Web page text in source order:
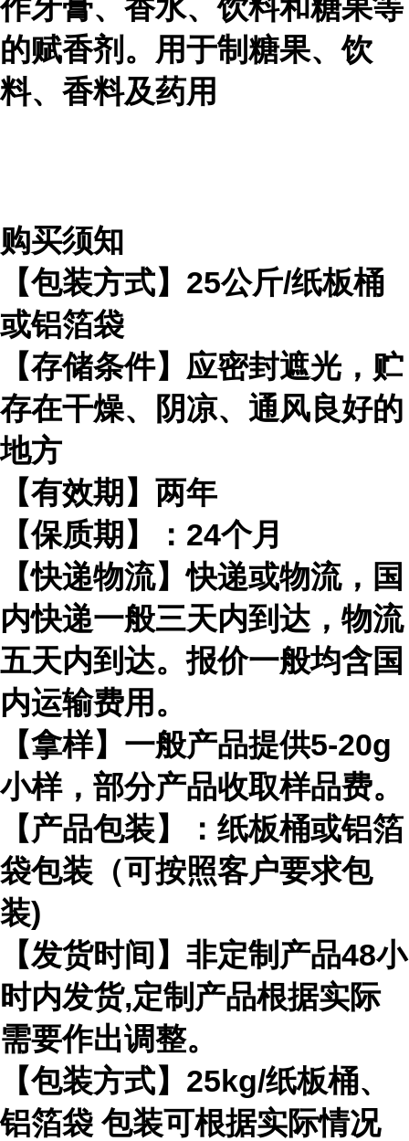
作牙膏、香水、饮料和糖果等
的赋香剂。用于制糖果、饮
料、香料及药用
购买须知
【包装方式】25公斤/纸板桶
或铝箔袋
【存储条件】应密封遮光，贮
存在干燥、阴凉、通风良好的
地方
【有效期】两年
【保质期】：24个月
【快递物流】快递或物流，国
内快递一般三天内到达，物流
五天内到达。报价一般均含国
内运输费用。
【拿样】一般产品提供5-20g
小样，部分产品收取样品费。
【产品包装】：纸板桶或铝箔
袋包装（可按照客户要求包
装)
【发货时间】非定制产品48小
时内发货,定制产品根据实际
需要作出调整。
【包装方式】25kg/纸板桶、
铝箔袋 包装可根据实际情况